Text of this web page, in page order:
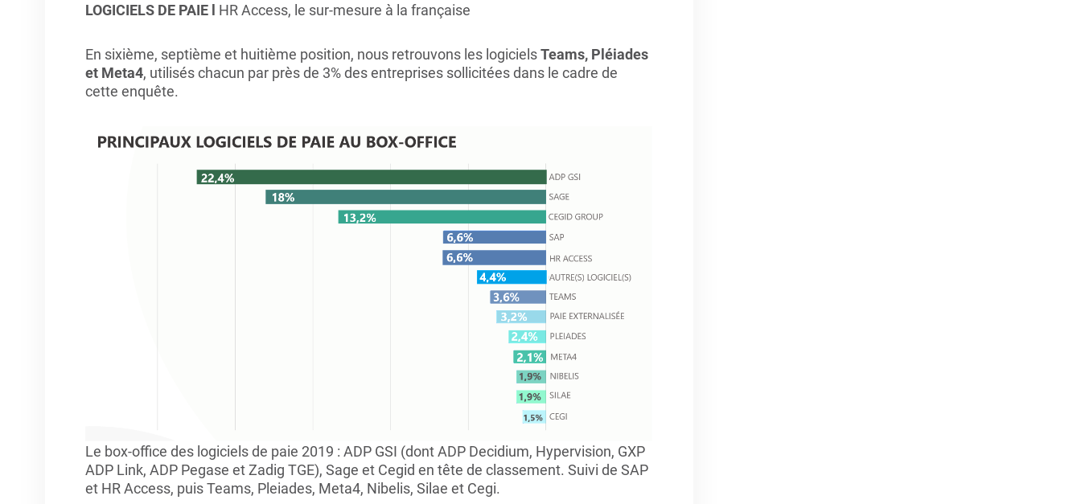
LOGICIELS DE PAIE l HR Access, le sur-mesure à la française
En sixième, septième et huitième position, nous retrouvons les logicielsTeams, Pléiades
et Meta4, utilisés chacun par près de 3% des entreprises sollicitées dans le cadre de
cette enquête.
Le box-office des logiciels de paie 2019 : ADP GSI (dont ADP Decidium, Hypervision, GXP
ADP Link, ADP Pegase et Zadig TGE), Sage et Cegid en tête de classement. Suivi de SAP
et HR Access, puis Teams, Pleiades, Meta4, Nibelis, Silae et Cegi.